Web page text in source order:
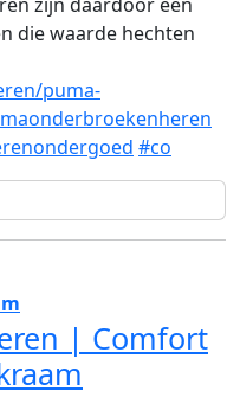
die waarde hechten
puma-
#co
| Comfort